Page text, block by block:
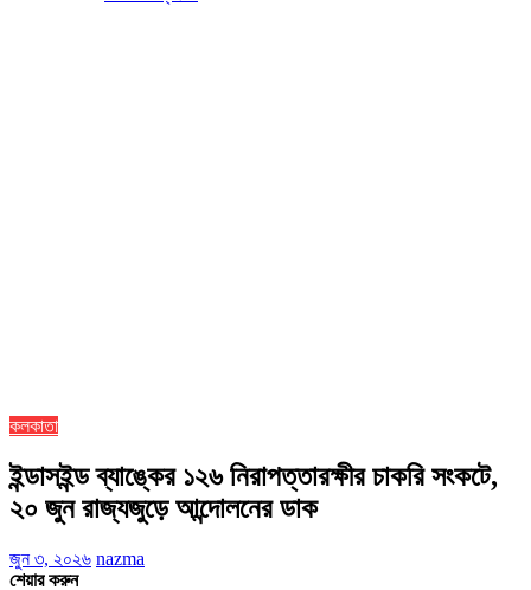
কলকাতা
ইন্ডাসইন্ড ব্যাঙ্কের ১২৬ নিরাপত্তারক্ষীর চাকরি সংকটে,
২০ জুন রাজ্যজুড়ে আন্দোলনের ডাক
জুন ৩, ২০২৬ nazma
শেয়ার করুন